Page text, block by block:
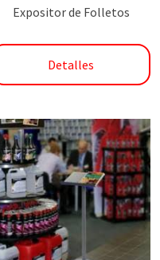
Expositor de Folletos
Detalles